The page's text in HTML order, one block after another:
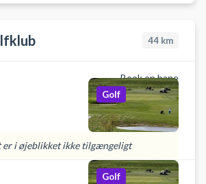
44 km
Book en bane
Golf
er i øjeblikket ikke tilgængeligt
Golf